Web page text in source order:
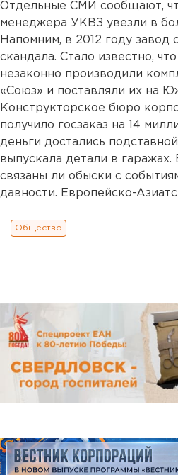
Отдельные СМИ сообщают,
менеджера УКВЗ увезли в
Напомним, в 2012 году завод
скандала. Стало известно,
незаконно производили
«Союз» и поставляли их на
Конструкторское бюро
получило госзаказ на 14
деньги достались
выпускала детали в гаражах.
связаны ли обыски с
давности. Европейско-
Общество